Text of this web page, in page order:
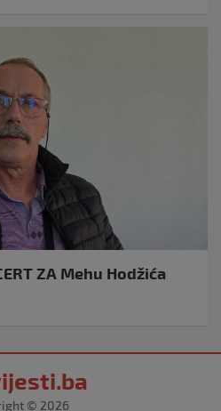
ZA Mehu Hodžića
© 2026